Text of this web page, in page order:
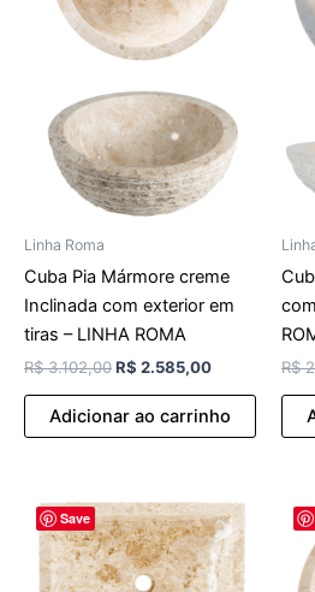
Linha Roma
Cuba Pia Mármore creme
Inclinada com exterior em
tiras – LINHA ROMA
R$3.102,00R$ 2.585,00
Adicionar ao carrinho
R$
Save
O
preço
original
era:
R$ 3.743,00.
O
preço
atual
é:
R$ 3.119,00.